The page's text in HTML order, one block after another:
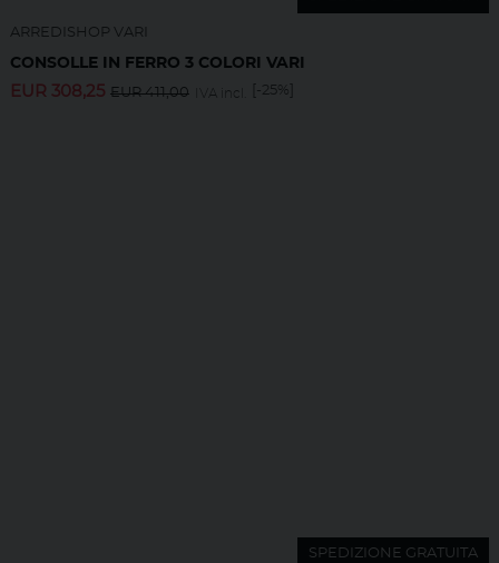
ARREDISHOP VARI
CONSOLLE IN FERRO 3 COLORI VARI
EUR 308,25 EUR411,00 IVA incl. [-25%]
SPEDIZIONE GRATUITA